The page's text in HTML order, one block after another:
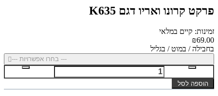
פרקט קרונו ואריו דגם K635
זמינות: קיים במלאי
₪69.00
בחבילה / במוט / בגליל
--- בחרו אפשרויות ---
הוספה לסל